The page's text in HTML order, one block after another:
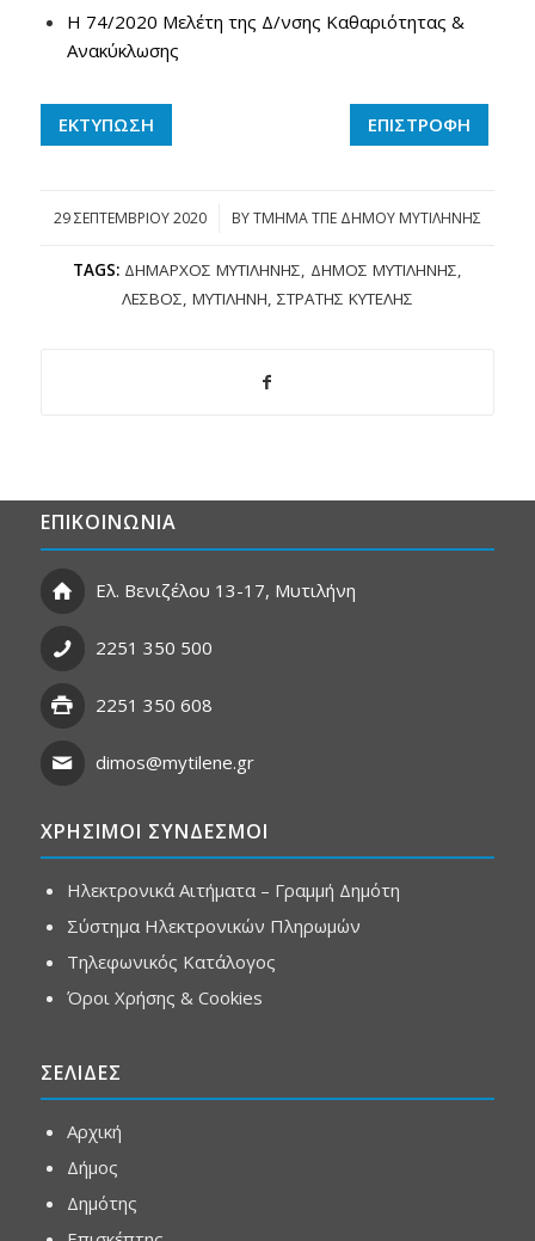
Η 74/2020 Μελέτη της Δ/νσης Καθαριότητας &
Ανακύκλωσης
ΕΚΤΥΠΩΣΗ ΕΠΙΣΤΡΟΦΗ
29 ΣΕΠΤΕΜΒΡΊΟΥ 2020
/ BYΤΜΗΜΑ ΤΠΕ ΔΗΜΟΥ ΜΥΤΙΛΗΝΗΣ
TAGS: ΔΉΜΑΡΧΟΣ ΜΥΤΙΛΉΝΗΣ, ΔΉΜΟΣ ΜΥΤΙΛΉΝΗΣ,
ΛΈΣΒΟΣ, ΜΥΤΙΛΉΝΗ, ΣΤΡΑΤΉΣ ΚΎΤΕΛΗΣ
ΕΠΙΚΟΙΝΩΝΙΑ
Ελ. Βενιζέλου 13-17, Μυτιλήνη
2251 350 500
2251 350 608
dimos@mytilene.gr
ΧΡΗΣΙΜΟΙ ΣΥΝΔΕΣΜΟΙ
Ηλεκτρονικά Αιτήματα – Γραμμή Δημότη
Σύστημα Ηλεκτρονικών Πληρωμών
Τηλεφωνικός Κατάλογος
Όροι Χρήσης & Cookies
ΣΕΛΙΔΕΣ
Αρχική
Δήμος
Δημότης